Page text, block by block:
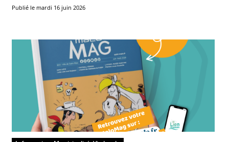
Publié le mardi 16 juin 2026